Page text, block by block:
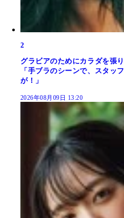
2
グラビアのためにカラダを張
「手ブラのシーンで、スタッ
が！」
2026年08月09日 13:20